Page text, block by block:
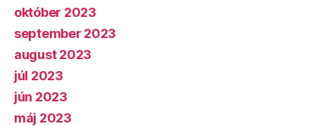
október 2023
september 2023
august 2023
júl 2023
jún 2023
máj 2023